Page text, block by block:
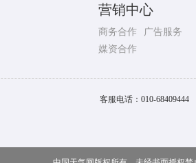
营销中心
商务合作
广告服务
媒资合作
客服电话： 010-68409444